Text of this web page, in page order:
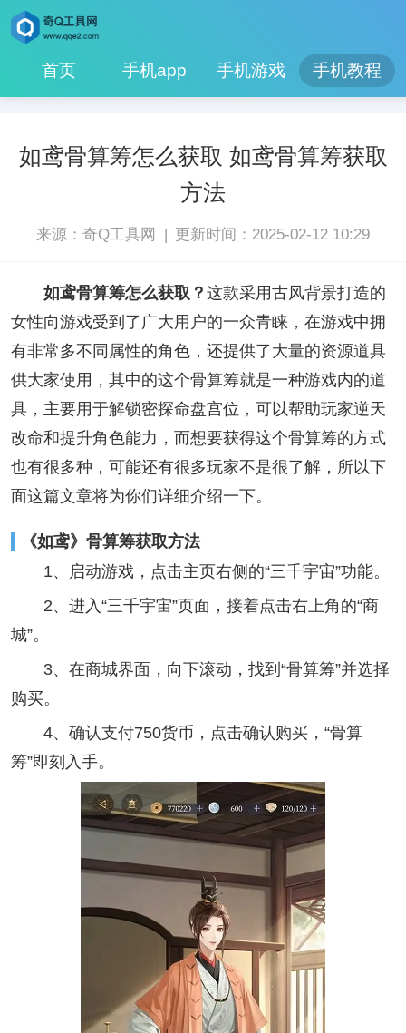
首页 手机app 手机游戏 手机教程
如鸢骨算筹怎么获取 如鸢骨算筹获取
方法
来源：奇Q工具网 | 更新时间：2025-02-12 10:29
如鸢骨算筹怎么获取？ 这款采用古风背景打造的
女性向游戏受到了广大用户的一众青睐，在游戏中拥
有非常多不同属性的角色，还提供了大量的资源道具
供大家使用，其中的这个骨算筹就是一种游戏内的道
具，主要用于解锁密探命盘宫位，可以帮助玩家逆天
改命和提升角色能力‌，而想要获得这个骨算筹的方式
也有很多种，可能还有很多玩家不是很了解，所以下
面这篇文章将为你们详细介绍一下。
《如鸢》骨算筹获取方法
1、启动游戏，点击主页右侧的“三千宇宙”功能。
2、进入“三千宇宙”页面，接着点击右上角的“商
城”。
3、在商城界面，向下滚动，找到“骨算筹”并选择
购买。
4、确认支付750货币，点击确认购买，“骨算
筹”即刻入手。